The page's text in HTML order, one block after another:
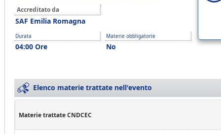
Accreditato da
SAF Emilia Romagna
Durata
04:00 Ore
Materie obbligatorie
No
Elenco materie trattate nell'evento
Materie trattate CNDCEC